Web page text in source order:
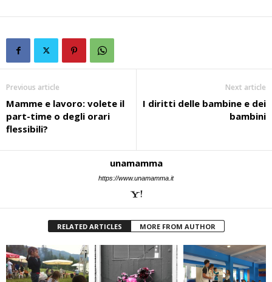
Previous article
Mamme e lavoro: volete il
part-time o degli orari
flessibili?
Next article
I diritti delle bambine e dei
bambini
unamamma
https://www.unamamma.it
RELATED ARTICLES MORE FROM AUTHOR